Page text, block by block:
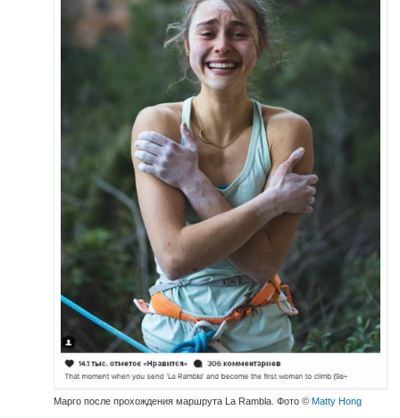
Марго после прохождения маршрута La Rambla. Фото © Matty Hong